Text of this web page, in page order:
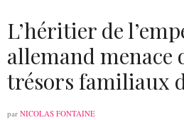
L’héritier de
allemand menace
trésors familiaux
par NICOLAS FONTAINE